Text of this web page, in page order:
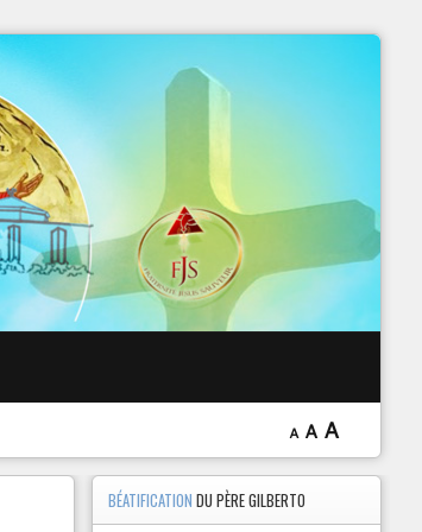
A A A
BÉATIFICATIONDU PÈRE GILBERTO